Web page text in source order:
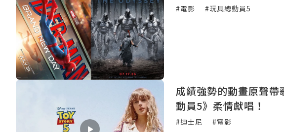
#電影 #玩具總動員5
成績強勢的動畫原聲
動員5》柔情獻唱！
#迪士尼 #電影